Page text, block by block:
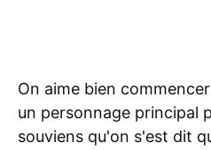
On aime bien
un personnage principal
souviens qu'on s'est dit